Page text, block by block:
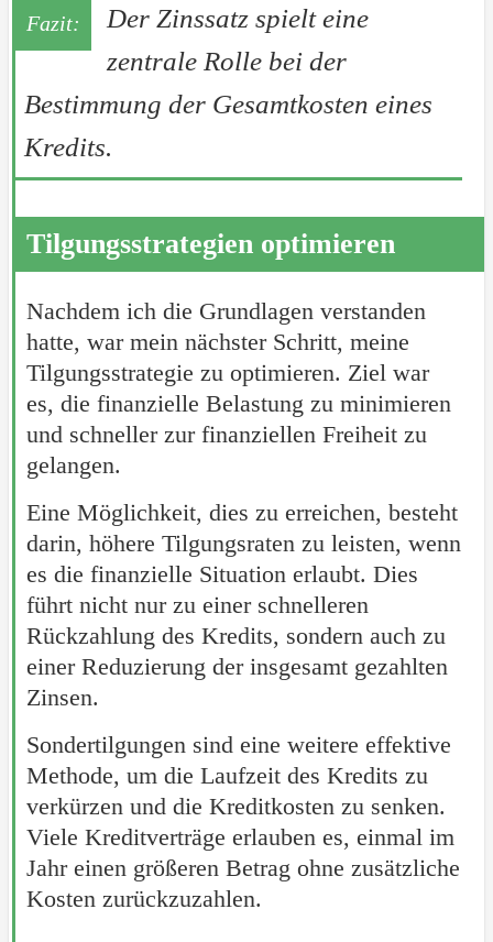
Der Zinssatz spielt eine
zentrale Rolle bei der
Bestimmung der Gesamtkosten eines
Kredits.
Tilgungsstrategien optimieren
Nachdem ich die Grundlagen verstanden
hatte, war mein nächster Schritt, meine
Tilgungsstrategie zu optimieren. Ziel war
es, die finanzielle Belastung zu minimieren
und schneller zur finanziellen Freiheit zu
gelangen.
Eine Möglichkeit, dies zu erreichen, besteht
darin, höhere Tilgungsraten zu leisten, wenn
es die finanzielle Situation erlaubt. Dies
führt nicht nur zu einer schnelleren
Rückzahlung des Kredits, sondern auch zu
einer Reduzierung der insgesamt gezahlten
Zinsen.
Sondertilgungen sind eine weitere effektive
Methode, um die Laufzeit des Kredits zu
verkürzen und die Kreditkosten zu senken.
Viele Kreditverträge erlauben es, einmal im
Jahr einen größeren Betrag ohne zusätzliche
Kosten zurückzuzahlen.